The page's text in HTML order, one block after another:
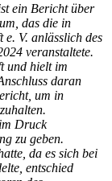
ein Bericht über
das die in
e. V. anlässlich des
veranstaltete.
und hielt im
daran
um in
Druck
zu geben.
da es sich bei
entschied